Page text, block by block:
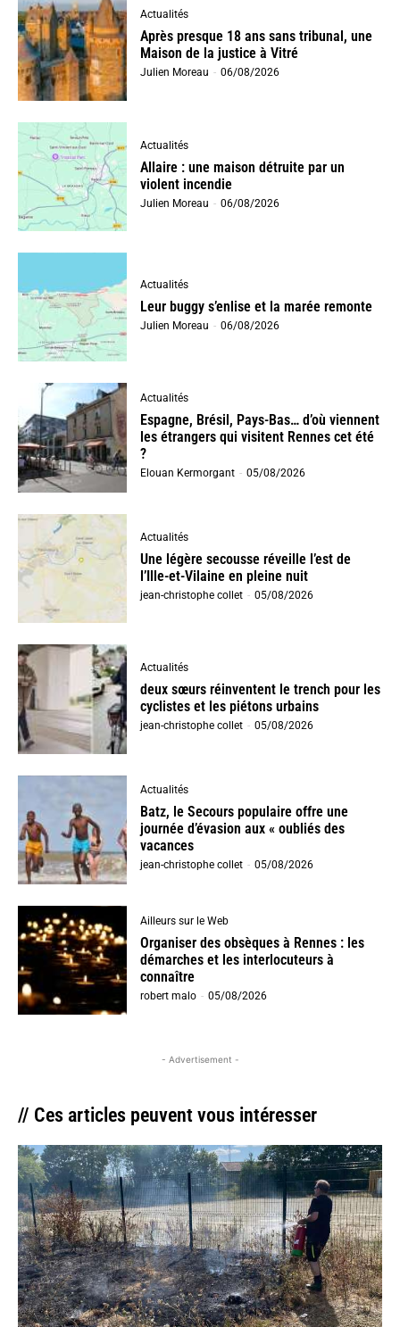
Actualités
Après presque 18 ans sans tribunal, une
Maison de la justice à Vitré
Julien Moreau - 06/08/2026
Actualités
Allaire : une maison détruite par un
violent incendie
Julien Moreau - 06/08/2026
Actualités
Leur buggy s’enlise et la marée remonte
Julien Moreau - 06/08/2026
Actualités
Espagne, Brésil, Pays-Bas… d’où viennent
les étrangers qui visitent Rennes cet été
?
Elouan Kermorgant - 05/08/2026
Actualités
Une légère secousse réveille l’est de
l’Ille-et-Vilaine en pleine nuit
jean-christophe collet - 05/08/2026
Actualités
deux sœurs réinventent le trench pour les
cyclistes et les piétons urbains
jean-christophe collet - 05/08/2026
Actualités
Batz, le Secours populaire offre une
journée d’évasion aux « oubliés des
vacances
jean-christophe collet - 05/08/2026
Ailleurs sur le Web
Organiser des obsèques à Rennes : les
démarches et les interlocuteurs à
connaître
robert malo - 05/08/2026
- Advertisement -
// Ces articles peuvent vous intéresser